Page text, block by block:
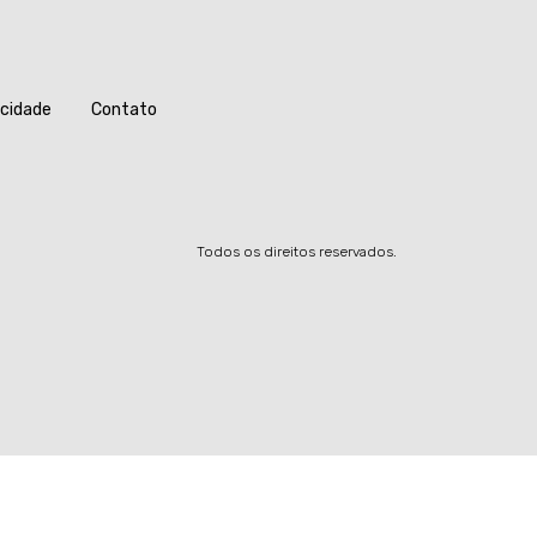
Contato
Todos os direitos reservados.